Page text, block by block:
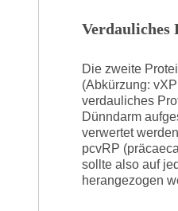
Verdauliches
Die zweite
(Abkürzung:
verdauliches
Dünndarm
verwertet
pcvRP
sollte also auf
herangezogen